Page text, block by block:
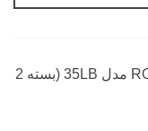
صفحه هالتر ROGUE مدل 35LB (بسته 2